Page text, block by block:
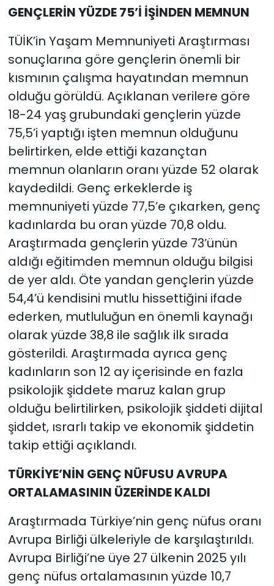
GENÇLERİN YÜZDE 75’İ İŞİNDEN MEMNUN
TÜİK’in Yaşam Memnuniyeti Araştırması
sonuçlarına göre gençlerin önemli bir
kısmının çalışma hayatından memnun
olduğu görüldü. Açıklanan verilere göre
18-24 yaş grubundaki gençlerin yüzde
75,5’i yaptığı işten memnun olduğunu
belirtirken, elde ettiği kazançtan
memnun olanların oranı yüzde 52 olarak
kaydedildi. Genç erkeklerde iş
memnuniyeti yüzde 77,5’e çıkarken, genç
kadınlarda bu oran yüzde 70,8 oldu.
Araştırmada gençlerin yüzde 73’ünün
aldığı eğitimden memnun olduğu bilgisi
de yer aldı. Öte yandan gençlerin yüzde
54,4’ü kendisini mutlu hissettiğini ifade
ederken, mutluluğun en önemli kaynağı
olarak yüzde 38,8 ile sağlık ilk sırada
gösterildi. Araştırmada ayrıca genç
kadınların son 12 ay içerisinde en fazla
psikolojik şiddete maruz kalan grup
olduğu belirtilirken, psikolojik şiddeti dijital
şiddet, ısrarlı takip ve ekonomik şiddetin
takip ettiği açıklandı.
TÜRKİYE’NİN GENÇ NÜFUSU AVRUPA
ORTALAMASININ ÜZERİNDE KALDI
Araştırmada Türkiye’nin genç nüfus oranı
Avrupa Birliği ülkeleriyle de karşılaştırıldı.
Avrupa Birliği’ne üye 27 ülkenin 2025 yılı
genç nüfus ortalamasının yüzde 10,7